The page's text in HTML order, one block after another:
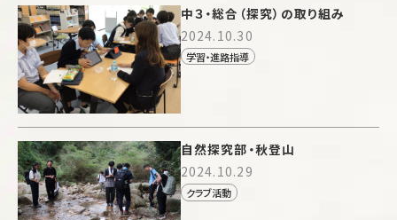
中３・総合（探究）の取り組み
2024.10.30
学習・進路指導
自然探究部・秋登山
2024.10.29
クラブ活動